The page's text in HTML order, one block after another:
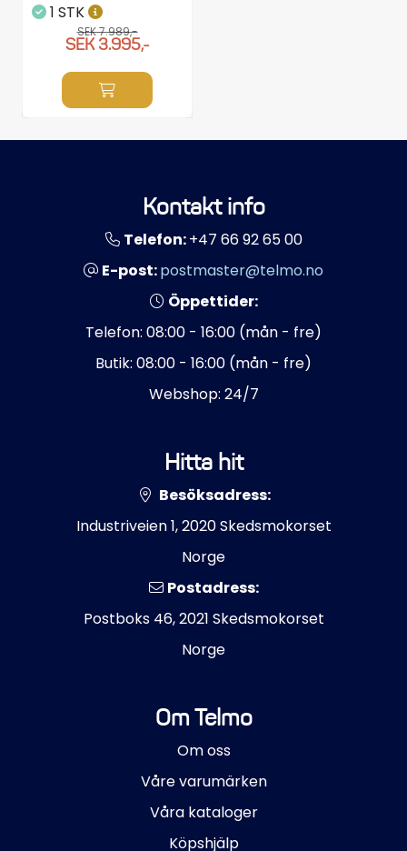
1 STK
SEK 7.989,-
SEK 3.995,-
Kontakt info
Telefon:+47 66 92 65 00
E-post:postmaster@telmo.no
Öppettider:
Telefon: 08:00 - 16:00 (mån - fre)
Butik: 08:00 - 16:00 (mån - fre)
Webshop: 24/7
Hitta hit
Besöksadress:
Industriveien 1, 2020 Skedsmokorset
Norge
Postadress:
Postboks 46, 2021 Skedsmokorset
Norge
Om Telmo
Om oss
Våre varumärken
Våra kataloger
Köpshjälp